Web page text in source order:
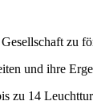
zu
und ihre
zu 14